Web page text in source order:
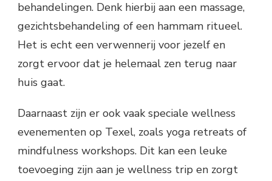
behandelingen. Denk hierbij aan een massage,
gezichtsbehandeling of een hammam ritueel.
Het is echt een verwennerij voor jezelf en
zorgt ervoor dat je helemaal zen terug naar
huis gaat.
Daarnaast zijn er ook vaak speciale wellness
evenementen op Texel, zoals yoga retreats of
mindfulness workshops. Dit kan een leuke
toevoeging zijn aan je wellness trip en zorgt